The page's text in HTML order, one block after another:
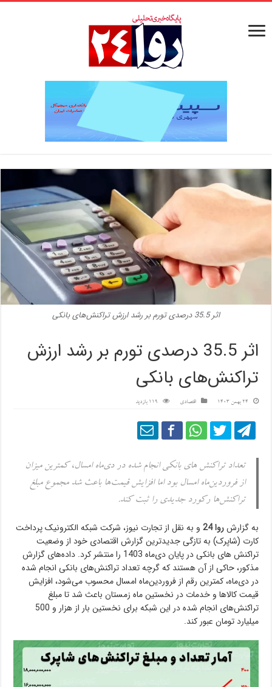
اثر 35.5 درصدی تورم بر رشد ارزش تراکنش‌های بانکی
اثر 35.5 درصدی تورم بر رشد ارزش
تراکنش‌های بانکی
24 بهمن 1403 اقتصادی 119 بازدید
تعداد تراکنش های بانکی انجام شده در دی‌ماه امسال، کمترین میزان
از فروردین‌ماه امسال بود اما افزایش قیمت‌ها باعث شد مجموع مبلغ
تراکنش‌ها رکورد جدیدی را ثبت کند.
به گزارشروا 24
و به نقل از تجارت نیوز، شرکت شبکه الکترونیک پرداخت
کارت (شاپرک) به تازگی جدیدترین گزارش اقتصادی خود از وضعیت
تراکنش های بانکی در پایان دی‌ماه 1403 را منتشر کرد. داده‌های گزارش
مذکور، حاکی از آن هستند که گرچه تعداد تراکنش‌های بانکی انجام شده
در دی‌ماه، کمترین رقم از فروردین‌ماه امسال محسوب می‌شود، افزایش
قیمت کالاها و خدمات در نخستین ماه زمستان باعث شد تا مبلغ
تراکنش‌های انجام شده در این شبکه برای نخستین بار از هزار و 500
میلیارد تومان عبور کند.